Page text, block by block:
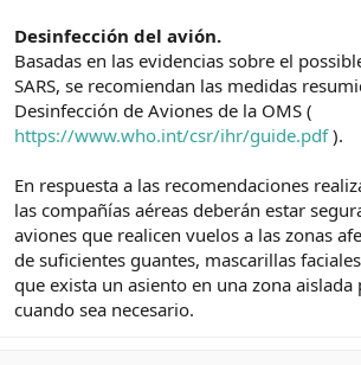
Desinfección del avión.
Basadas en las evidencias sobre el
SARS, se recomiendan las medidas
Desinfección de Aviones de la OMS (
https://www.who.int/csr/ihr/guide.pdf).
En respuesta a las recomendaciones
las compañías aéreas deberán estar
aviones que realicen vuelos a las zonas
de suficientes guantes, mascarillas
que exista un asiento en una zona aislada
cuando sea necesario.